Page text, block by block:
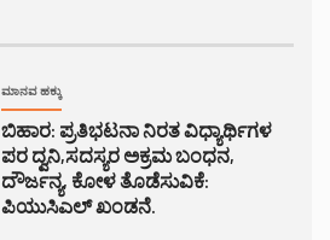
ಮಾನವ ಹಕ್ಕು
ಬಿಹಾರ: ಪ್ರತಿಭಟನಾ ನಿರತ ವಿಧ್ಯಾರ್ಥಿಗಳ
ಪರ ದ್ವನಿ,ಸದಸ್ಯರ ಅಕ್ರಮ ಬಂಧನ,
ದೌರ್ಜನ್ಯ, ಕೋಳ ತೊಡೆಸುವಿಕೆ:
ಪಿಯುಸಿಎಲ್ ಖಂಡನೆ.